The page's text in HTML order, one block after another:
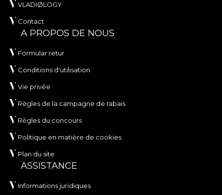
VLADIØLOGY
Contact
A PROPOS DE NOUS
Formular retur
Conditions d'utilisation
Vie privée
Règles de la campagne de rabais
Règles du concours
Politique en matière de cookies
Plan du site
ASSISTANCE
Informations juridiques